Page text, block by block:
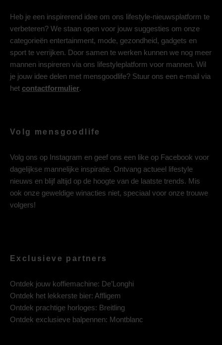
Heb je een inspirerend idee om ons lifestyle-nieuwsplatform te
verbeteren? We staan open voor jouw suggesties om onze
categorieën entertainment, mode, gezondheid, gadgets en
sport te verrijken. Door samen te werken kunnen we nog meer
mannen inspireren via ons lifestyleplatform voor mannen. Wil
je jouw idee delen met mensgoodlife? Stuur ons een e-mail via
het contactformulier.
Volg mensgoodlife
Volg ons op Instagram en geef ons een like op Facebook voor
dagelijkse mannelijke inspiratie. Ontvang actueel lifestyle
nieuws en blijf altijd op de hoogte van de laatste trends. Mis
ook onze geweldige winacties niet, speciaal voor onze trouwe
volgers!
Exclusieve partners
Ontdek jouw koffiemachine: De’Longhi
Ontdek het lekkerste bier: Affligem
Ontdek prachtige horloges: Breitling
Ontdek exclusieve balpennen: Montblanc